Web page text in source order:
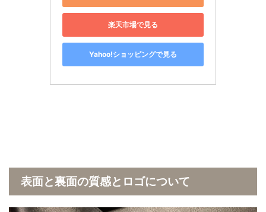
楽天市場で見る
Yahoo!ショッピングで見る
表面と裏面の質感とロゴについて